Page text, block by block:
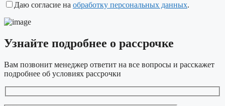
Даю согласие на обработку персональных данных.
Узнайте подробнее о рассрочке
Вам позвонит менеджер ответит на все вопросы и расскажет
подробнее об условиях рассрочки